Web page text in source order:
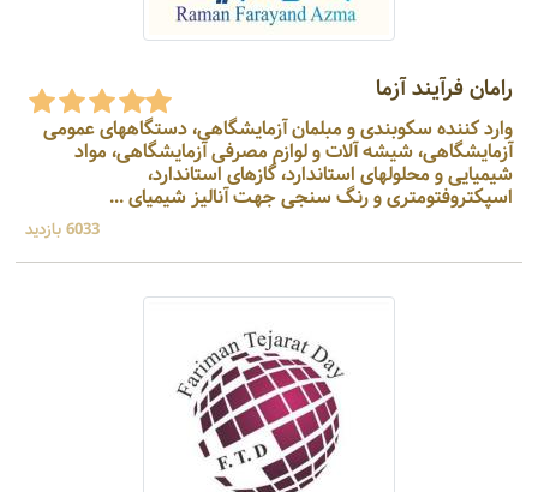
رامان فرآیند آزما
وارد کننده سکوبندی و مبلمان آزمایشگاهی، دستگاههای عمومی
آزمایشگاهی، شیشه آلات و لوازم مصرفی آزمایشگاهی، مواد
شیمیایی و محلولهای استاندارد، گازهای استاندارد،
اسپکتروفتومتری و رنگ سنجی جهت آنالیز شیمیای ...
6033 بازدید